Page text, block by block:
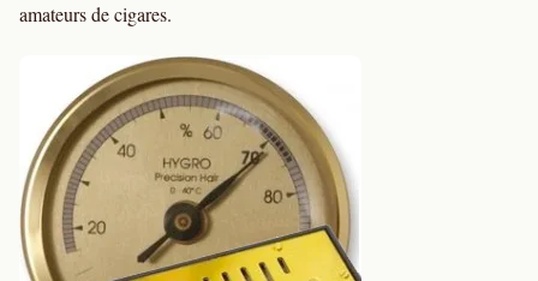
amateurs de cigares.